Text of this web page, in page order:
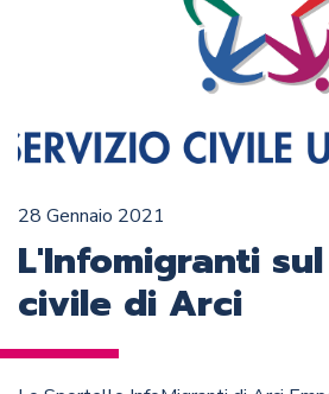
28 Gennaio 2021
L'Infomigranti
civile di Arci